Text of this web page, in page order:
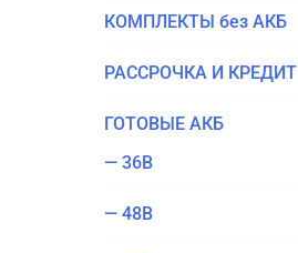
КОМ­ПЛЕК­ТЫ без АКБ
РАС­СРОЧ­КА И КРЕДИТ
ГОТО­ВЫЕ АКБ
— 36В
— 48В